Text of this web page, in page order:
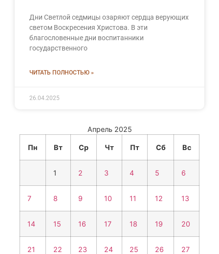
Дни Светлой седмицы озаряют сердца верующих
светом Воскресения Христова. В эти
благословенные дни воспитанники
государственного
ЧИТАТЬ ПОЛНОСТЬЮ »
26.04.2025
Апрель 2025
Пн Вт Ср Чт Пт Сб Вс
1 2 3 4 5 6
7 8 9 10 11 12 13
14 15 16 17 18 19 20
21 22 23 24 25 26 27